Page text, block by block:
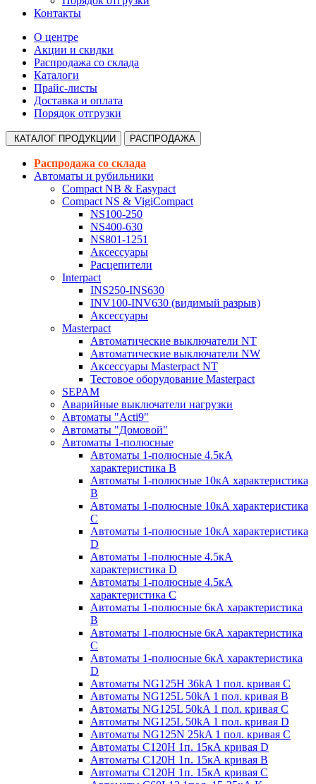
Контакты
О центре
Акции и скидки
Распродажа со склада
Каталоги
Прайс-листы
Доставка и оплата
Порядок отгрузки
КАТАЛОГ ПРОДУКЦИИ РАСПРОДАЖА
Распродажа со склада
Автоматы и рубильники
Compact NB & Easypact
Compact NS & VigiCompact
NS100-250
NS400-630
NS801-1251
Аксессуары
Расцепители
Interpact
INS250-INS630
INV100-INV630 (видимый разрыв)
Аксессуары
Masterpact
Автоматические выключатели NT
Автоматические выключатели NW
Аксессуары Masterpact NT
Тестовое оборудование Masterpact
SEPAM
Аварийные выключатели нагрузки
Автоматы "Acti9"
Автоматы "Домовой"
Автоматы 1-полюсные
Автоматы 1-полюсные 4.5кА
характеристика В
Автоматы 1-полюсные 10кА характеристика
B
Автоматы 1-полюсные 10кА характеристика
C
Автоматы 1-полюсные 10кА характеристика
D
Автоматы 1-полюсные 4.5кА
характеристика D
Автоматы 1-полюсные 4.5кА
характеристика С
Автоматы 1-полюсные 6кА характеристика
B
Автоматы 1-полюсные 6кА характеристика
C
Автоматы 1-полюсные 6кА характеристика
D
Автоматы NG125H 36kA 1 пол. кривая C
Автоматы NG125L 50kA 1 пол. кривая B
Автоматы NG125L 50kA 1 пол. кривая C
Автоматы NG125L 50kA 1 пол. кривая D
Автоматы NG125N 25kA 1 пол. кривая C
Автоматы С120H 1п. 15кА кривая D
Автоматы С120H 1п. 15кА кривая В
Автоматы С120H 1п. 15кА кривая С